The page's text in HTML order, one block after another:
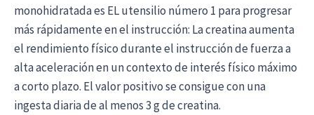
monohidratada es EL utensilio número 1 para progresar
más rápidamente en el instrucción: La creatina aumenta
el rendimiento físico durante el instrucción de fuerza a
alta aceleración en un contexto de interés físico máximo
a corto plazo. El valor positivo se consigue con una
ingesta diaria de al menos 3 g de creatina.